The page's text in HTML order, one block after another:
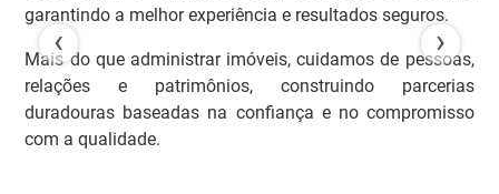
garantindo a melhor experiência e resultados seguros.
Mais do que administrar imóveis, cuidamos de pessoas,
relações e patrimônios, construindo parcerias
duradouras baseadas na confiança e no compromisso
com a qualidade.
‹ ›